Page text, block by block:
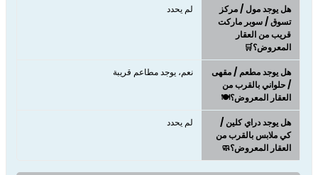
هل يوجد مول / مركز
تسوق / سوبر ماركت
قريب من العقار
المعروض؟🛒
لم يحدد
هل يوجد مطعم / مقهى
/ حلواني بالقرب من
العقار المعروض؟🍽️
نعم، يوجد مطاعم قريبة
هل يوجد دراي كلين /
كي ملابس بالقرب من
العقار المعروض؟🧼
لم يحدد